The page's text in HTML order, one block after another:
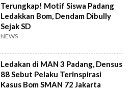
Terungkap! Motif Siswa Padang
Ledakkan Bom, Dendam Dibully
Sejak SD
NEWS
Ledakan di MAN 3 Padang, Densus
88 Sebut Pelaku Terinspirasi
Kasus Bom SMAN 72 Jakarta